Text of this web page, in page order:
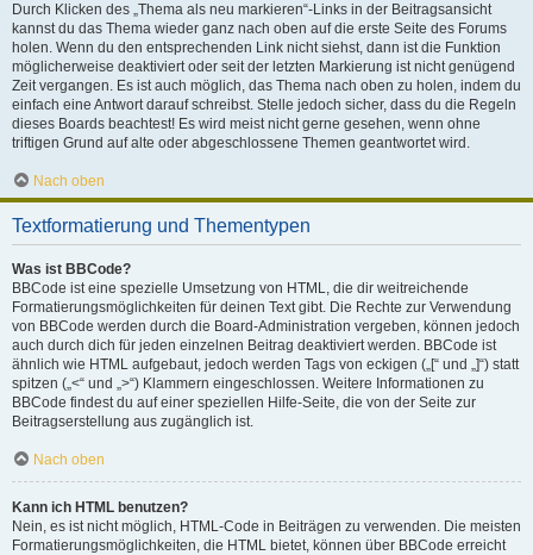
Durch Klicken des „Thema als neu markieren“-Links in der Beitragsansicht
kannst du das Thema wieder ganz nach oben auf die erste Seite des Forums
holen. Wenn du den entsprechenden Link nicht siehst, dann ist die Funktion
möglicherweise deaktiviert oder seit der letzten Markierung ist nicht genügend
Zeit vergangen. Es ist auch möglich, das Thema nach oben zu holen, indem du
einfach eine Antwort darauf schreibst. Stelle jedoch sicher, dass du die Regeln
dieses Boards beachtest! Es wird meist nicht gerne gesehen, wenn ohne
triftigen Grund auf alte oder abgeschlossene Themen geantwortet wird.
Nach oben
Textformatierung und Thementypen
Was ist BBCode?
BBCode ist eine spezielle Umsetzung von HTML, die dir weitreichende
Formatierungsmöglichkeiten für deinen Text gibt. Die Rechte zur Verwendung
von BBCode werden durch die Board-Administration vergeben, können jedoch
auch durch dich für jeden einzelnen Beitrag deaktiviert werden. BBCode ist
ähnlich wie HTML aufgebaut, jedoch werden Tags von eckigen („[“ und „]“) statt
spitzen („<“ und „>“) Klammern eingeschlossen. Weitere Informationen zu
BBCode findest du auf einer speziellen Hilfe-Seite, die von der Seite zur
Beitragserstellung aus zugänglich ist.
Nach oben
Kann ich HTML benutzen?
Nein, es ist nicht möglich, HTML-Code in Beiträgen zu verwenden. Die meisten
Formatierungsmöglichkeiten, die HTML bietet, können über BBCode erreicht